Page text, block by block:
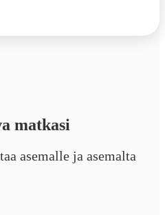
matkasi
asemalle ja asemalta